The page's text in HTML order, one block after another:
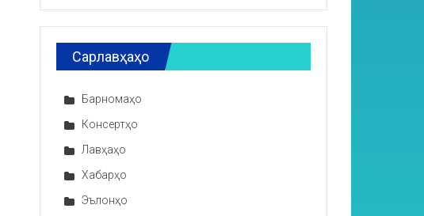
Сарлавҳаҳо
Барномаҳо
Консертҳо
Лавҳаҳо
Хабарҳо
Эълонҳо